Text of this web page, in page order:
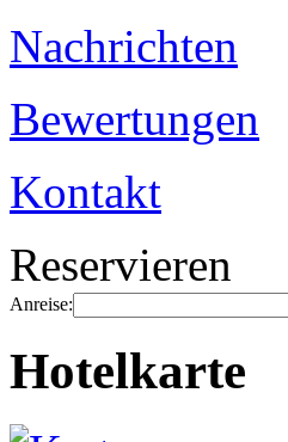
Nachrichten
Bewertungen
Kontakt
Reservieren
Anreise:
Hotelkarte